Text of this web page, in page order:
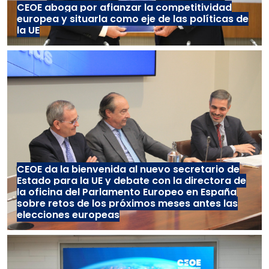
CEOE aboga por afianzar la competitividad
europea y situarla como eje de las políticas de
la UE
CEOE da la bienvenida al nuevo secretario de
Estado para la UE y debate con la directora de
la oficina del Parlamento Europeo en España
sobre retos de los próximos meses antes las
elecciones europeas